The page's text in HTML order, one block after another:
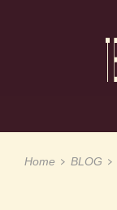
Home BLOG